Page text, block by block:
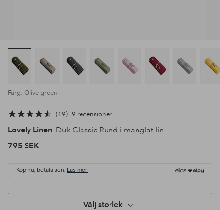
Färg: Olive green
19 9 recensioner
Lovely Linen Duk Classic Rund i manglat lin
795 SEK
Köp nu, betala sen. Läs mer
Välj storlek